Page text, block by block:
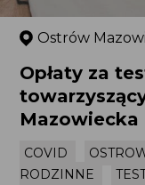
Ostrów
Opłaty za
Mazowiecka
COVID
RODZINNE